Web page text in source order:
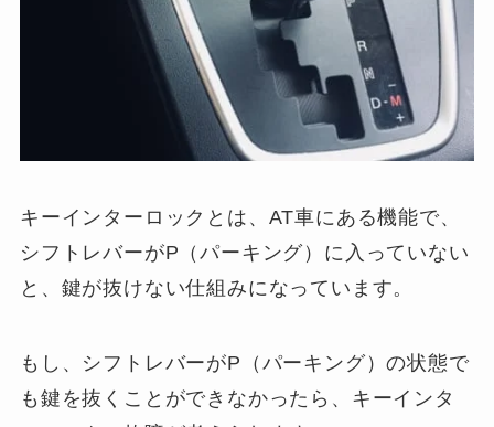
キーインターロックとは、AT車にある機能で、
シフトレバーがP（パーキング）に入っていない
と、鍵が抜けない仕組みになっています。
もし、シフトレバーがP（パーキング）の状態で
も鍵を抜くことができなかったら、キーインタ